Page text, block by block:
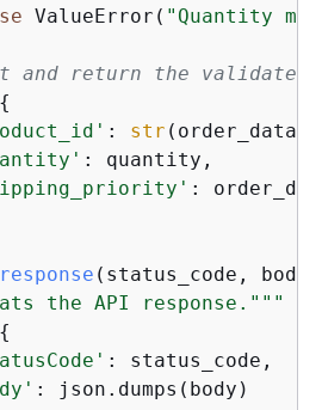
ValueError( "Quantity
and return the validated
{
: str (order_data[
: quantity,
:
( status_code, body
the API response."""
{
: status_code,
: json.dumps(body)